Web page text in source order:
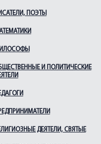
Мельцер Р. Ф.
Менелас А. А.
Месмахер М. Е.
Парланд А. А.
Растрелли Б. Ф. (В.В.)
Ринальди А.
ПОЭТЫ
И ПОЛИТИЧЕСКИЕ
ДЕЯТЕЛИ, СВЯТЫЕ